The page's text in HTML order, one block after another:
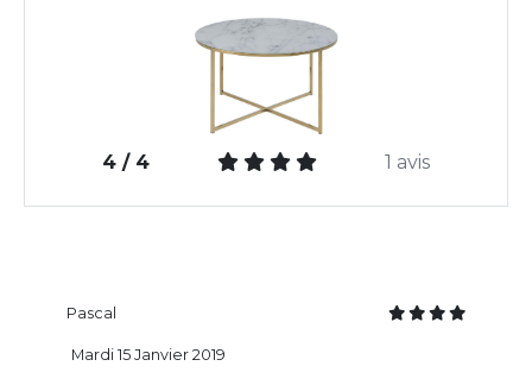
4 / 4 1 avis
Pascal
Mardi 15 Janvier 2019